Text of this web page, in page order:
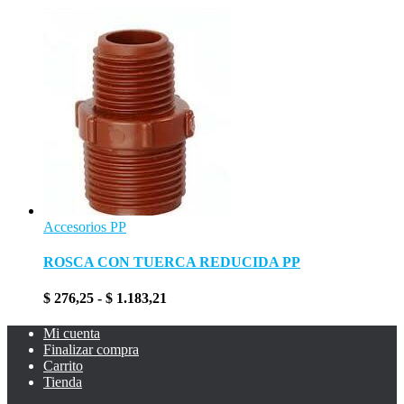
Accesorios PP
ROSCA CON TUERCA REDUCIDA PP
$ 276,25 - $ 1.183,21
precios:
Mi cuenta
Finalizar compra
Carrito
Tienda